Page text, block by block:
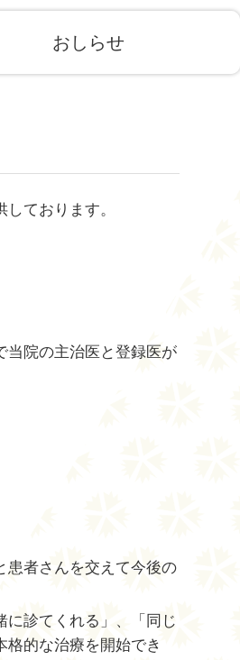
おしらせ
ております。
当院の主治医と登録医が
患者さんを交えて今後の
に診てくれる」、「同じ
的な治療を開始でき